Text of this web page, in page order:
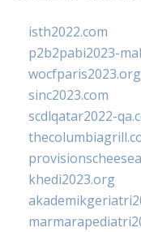
isth2022.com
p2b2pabi2023-
wocfparis2023.org
sinc2023.com
scdlqatar2022-
khedi2023.org